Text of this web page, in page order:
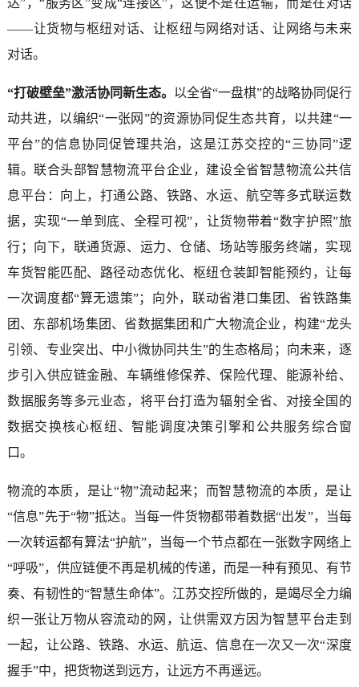
——让货物与枢纽对话、让枢纽与网络对话、让网络与未来
对话。
“打破壁垒”激活协同新生态。 以全省“一盘棋”的战略协同促行
动共进，以编织“一张网”的资源协同促生态共育，以共建“一
平台”的信息协同促管理共治，这是江苏交控的“三协同”逻
辑。联合头部智慧物流平台企业，建设全省智慧物流公共信
息平台：向上，打通公路、铁路、水运、航空等多式联运数
据，实现“一单到底、全程可视”，让货物带着“数字护照”旅
行；向下，联通货源、运力、仓储、场站等服务终端，实现
车货智能匹配、路径动态优化、枢纽仓装卸智能预约，让每
一次调度都“算无遗策”；向外，联动省港口集团、省铁路集
团、东部机场集团、省数据集团和广大物流企业，构建“龙头
引领、专业突出、中小微协同共生”的生态格局；向未来，逐
步引入供应链金融、车辆维修保养、保险代理、能源补给、
数据服务等多元业态，将平台打造为辐射全省、对接全国的
数据交换核心枢纽、智能调度决策引擎和公共服务综合窗
口。
物流的本质，是让“物”流动起来；而智慧物流的本质，是让
“信息”先于“物”抵达。当每一件货物都带着数据“出发”，当每
一次转运都有算法“护航”，当每一个节点都在一张数字网络上
“呼吸”，供应链便不再是机械的传递，而是一种有预见、有节
奏、有韧性的“智慧生命体”。江苏交控所做的，是竭尽全力编
织一张让万物从容流动的网，让供需双方因为智慧平台走到
一起，让公路、铁路、水运、航运、信息在一次又一次“深度
握手”中，把货物送到远方，让远方不再遥远。